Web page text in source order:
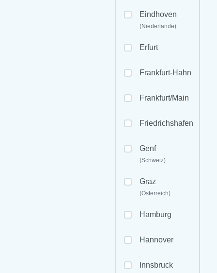
Eindhoven
(Niederlande)
Erfurt
Frankfurt-Hahn
Frankfurt/Main
Friedrichshafen
Genf
(Schweiz)
Graz
(Österreich)
Hamburg
Hannover
Innsbruck